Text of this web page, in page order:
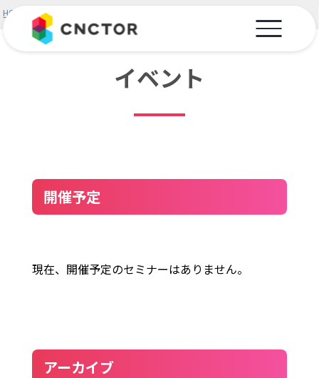
HOME テスト7
イベント
開催予定
現在、開催予定のセミナーはありません。
アーカイブ